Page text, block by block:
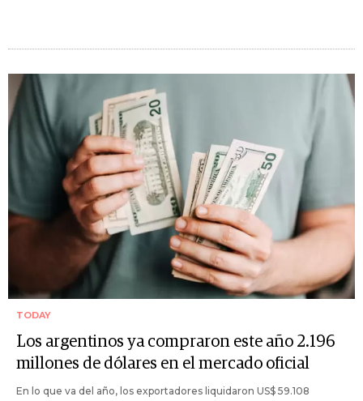
TODAY
Los argentinos ya compraron este año 2.196
millones de dólares en el mercado oficial
En lo que va del año, los exportadores liquidaron US$ 59.108